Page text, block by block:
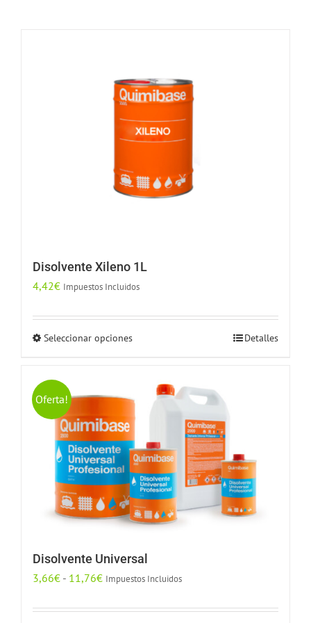
Disolvente Xileno 1L
4,42€ Impuestos Incluidos
Seleccionar opcionesEste
múltiples
variantes.
opciones
se
pueden
elegir
en
página
de
Detalles
Oferta!
Disolvente Universal
3,66€ - 11,76€Rango
precios:
Impuestos Incluidos